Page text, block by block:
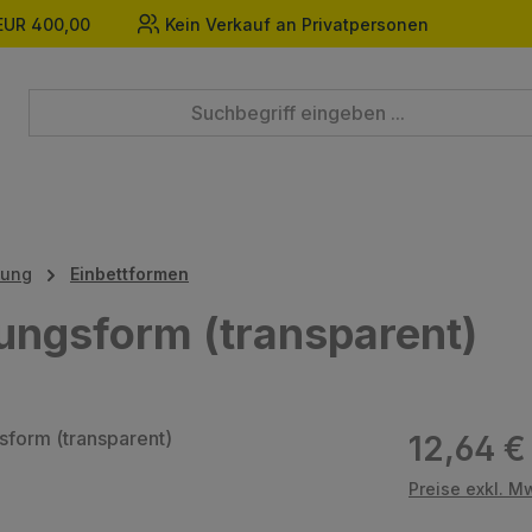
400,00 Kein Verkauf an Privatpersonen
Einbettformen
(transparent)
Regulärer
12,64 €
Preise exkl.